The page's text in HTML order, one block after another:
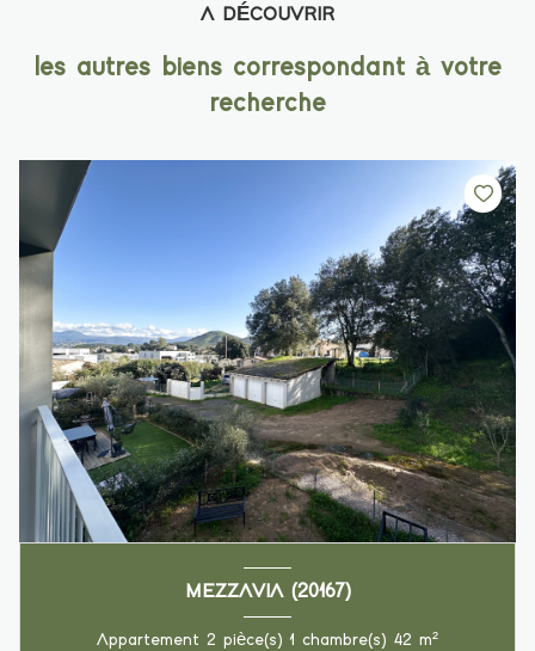
A DÉCOUVRIR
les autres biens correspondant à votre
recherche
MEZZAVIA (20167)
Appartement 2 pièce(s) 1 chambre(s) 42 m²